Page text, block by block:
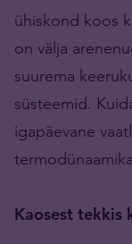
ühiskond koos
on välja
suurema
süsteemid.
igapäevane
Kaosest tekkis